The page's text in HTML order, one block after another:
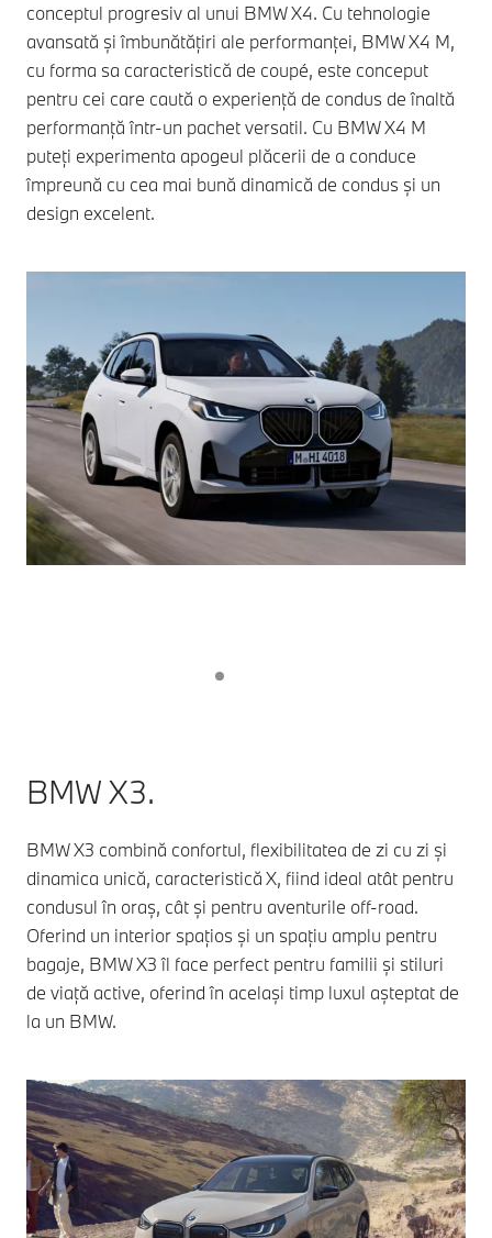
conceptul progresiv al unui BMW X4. Cu tehnologie
avansată și îmbunătățiri ale performanței, BMW X4 M,
cu forma sa caracteristică de coupé, este conceput
pentru cei care caută o experiență de condus de înaltă
performanță într-un pachet versatil. Cu BMW X4 M
puteți experimenta apogeul plăcerii de a conduce
împreună cu cea mai bună dinamică de condus și un
design excelent.
BMW X3.
BMW X3 combină confortul, flexibilitatea de zi cu zi și
dinamica unică, caracteristică X, fiind ideal atât pentru
condusul în oraș, cât și pentru aventurile off-road.
Oferind un interior spațios și un spațiu amplu pentru
bagaje, BMW X3 îl face perfect pentru familii și stiluri
de viață active, oferind în același timp luxul așteptat de
la un BMW.